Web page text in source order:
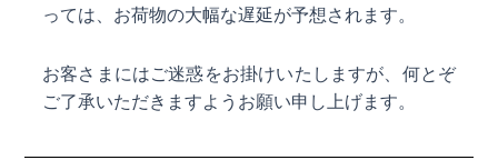
っては、お荷物の大幅な遅延が予想されます。
お客さまにはご迷惑をお掛けいたしますが、何とぞ
ご了承いただきますようお願い申し上げます。